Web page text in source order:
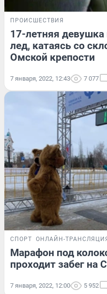
ПРОИСШЕСТВИЯ
17-летняя девушка
лед, катаясь со
Омской крепости
7 января, 2022, 12:43 7 077
СПОРТ ОНЛАЙН-
Марафон под
проходит забег на
7 января, 2022, 12:00 5 952